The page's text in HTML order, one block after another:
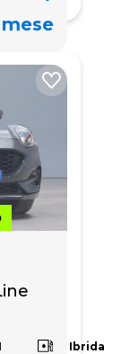
mese
Ibrida